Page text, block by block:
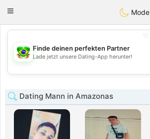
Conversar
Toggle
Mode
💖
💕
Finde deinen perfekten Partner
Lade jetzt unsere Dating-App herunter!
Dating Mann in Amazonas